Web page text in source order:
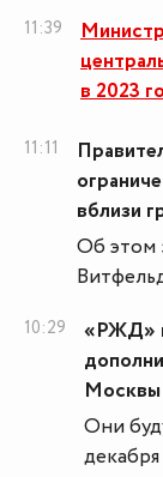
11:39
в 2023
11:11
вблизи
Об этом
10:29
«РЖД»
Они
декабря